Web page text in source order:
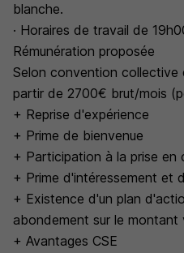
blanche.
· Horaires de travail de
Rémunération proposée
Selon convention collective
partir de 2700€ brut/mois
+ Reprise d'expérience
+ Prime de bienvenue
+ Participation à la prise en
+ Prime d'intéressement et
+ Existence d'un plan
abondement sur le montant
+ Avantages CSE